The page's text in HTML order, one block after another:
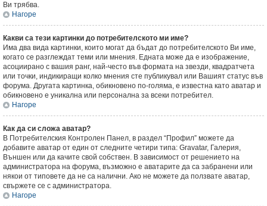
Ви трябва.
Нагоре
Какви са тези картинки до потребителското ми име?
Има два вида картинки, които могат да бъдат до потребителското Ви име,
когато се разглеждат теми или мнения. Едната може да е изображение,
асоциирано с вашия ранг, най-често във формата на звезди, квадратчета
или точки, индикиращи колко мнения сте публикувал или Вашият статус във
форума. Другата картинка, обикновено по-голяма, е известна като аватар и
обикновено е уникална или персонална за всеки потребител.
Нагоре
Как да си сложа аватар?
В Потребителския Контролен Панел, в раздел “Профил” можете да
добавите аватар от един от следните четири типа: Gravatar, Галерия,
Външен или да качите свой собствен. В зависимост от решението на
администратора на форума, възможно е аватарите да са забранени или
някои от типовете да не са налични. Ако не можете да ползвате аватар,
свържете се с администратора.
Нагоре